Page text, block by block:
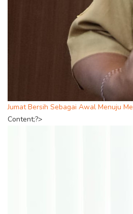
Jumat Bersih Sebagai Awal Menuju
Content;?>